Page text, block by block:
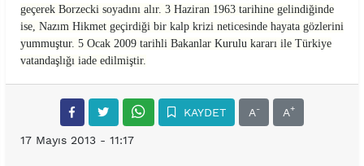
geçerek Borzecki soyadını alır. 3 Haziran 1963 tarihine gelindiğinde
ise, Nazım Hikmet geçirdiği bir kalp krizi neticesinde hayata gözlerini
yummuştur. 5 Ocak 2009 tarihli Bakanlar Kurulu kararı ile Türkiye
vatandaşlığı iade edilmiştir.
KAYDET A- A+
17 Mayıs 2013 - 11:17